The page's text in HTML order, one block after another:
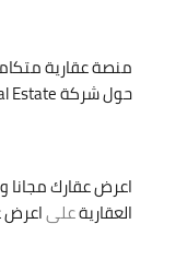
منصة عقارية
حول شركة Gate Masr Real Estate
اعرض عقارك مجانا
العقاريةعلىاعرض